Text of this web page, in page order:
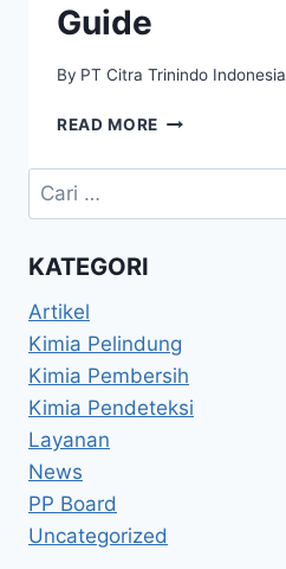
Guide
By PT Citra Trinindo Indonesia
READ MORE
KATEGORI
Artikel
Kimia Pelindung
Kimia Pembersih
Kimia Pendeteksi
Layanan
News
PP Board
Uncategorized